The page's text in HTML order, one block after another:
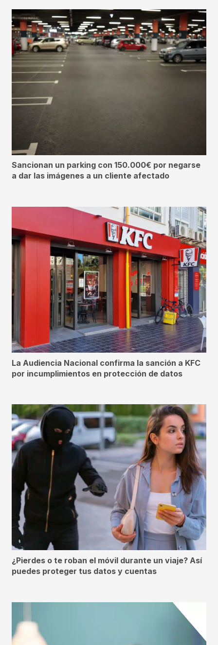
Sancionan un parking con 150.000€ por negarse
a dar las imágenes a un cliente afectado
La Audiencia Nacional confirma la sanción a KFC
por incumplimientos en protección de datos
¿Pierdes o te roban el móvil durante un viaje? Así
puedes proteger tus datos y cuentas